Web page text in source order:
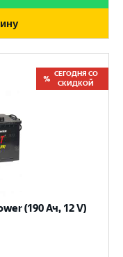
СЕГОДНЯ СО
СКИДКОЙ
(190 Ач, 12 V)